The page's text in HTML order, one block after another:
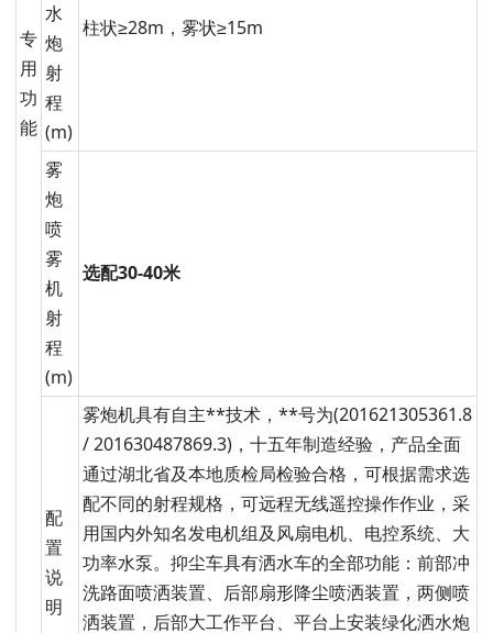
专
用
功
能
水
炮
射
程
(m)
柱状≥28m，雾状≥15m
雾
炮
喷
雾
机
射
程
(m)
选配30-40米
配
置
说
明
雾炮机具有自主**技术，**号为(201621305361.8
/ 201630487869.3)，十五年制造经验，产品全面
通过湖北省及本地质检局检验合格，可根据需求选
配不同的射程规格，可远程无线遥控操作作业，采
用国内外知名发电机组及风扇电机、电控系统、大
功率水泵。抑尘车具有洒水车的全部功能：前部冲
洗路面喷洒装置、后部扇形降尘喷洒装置，两侧喷
洒装置，后部大工作平台、平台上安装绿化洒水炮